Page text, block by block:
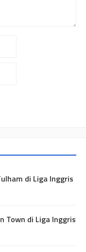
di Liga Inggris
Town di Liga Inggris